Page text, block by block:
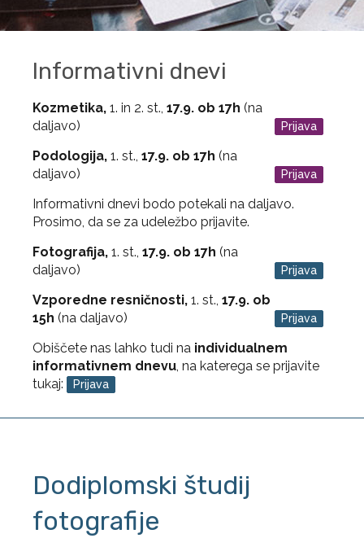
Informativni dnevi
Kozmetika, 1. in 2. st., 17.9. ob 17h (na
daljavo)
Prijava
Podologija, 1. st., 17.9. ob 17h (na
daljavo)
Prijava
Informativni dnevi bodo potekali na daljavo.
Prosimo, da se za udeležbo prijavite.
Fotografija, 1. st., 17.9. ob 17h (na
daljavo)
Prijava
Vzporedne resničnosti, 1. st., 17.9. ob
15h (na daljavo) Prijava
Obiščete nas lahko tudi na individualnem
informativnem dnevu, na katerega se prijavite
tukaj:
Prijava
Dodiplomski študij
fotografije